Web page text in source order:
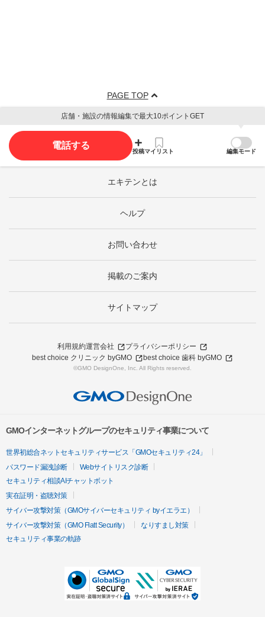
PAGE TOP
店舗・施設の情報編集で最大10ポイントGET
電話する
投稿マイリスト 編集モード
エキテンとは
ヘルプ
お問い合わせ
掲載のご案内
サイトマップ
利用規約運営会社
プライバシーポリシー
best choice クリニック byGMO
best choice 歯科 byGMO
©GMO DesignOne, Inc. All Rights reserved.
GMOインターネットグループのセキュリティ事業について
世界初総合ネットセキュリティサービス「GMOセキュリティ24」
パスワード漏洩診断
Webサイトリスク診断
セキュリティ相談AIチャットボット
実在証明・盗聴対策
サイバー攻撃対策（GMOサイバーセキュリティ byイエラエ）
サイバー攻撃対策（GMO Flatt Security）
なりすまし対策
セキュリティ事業の軌跡